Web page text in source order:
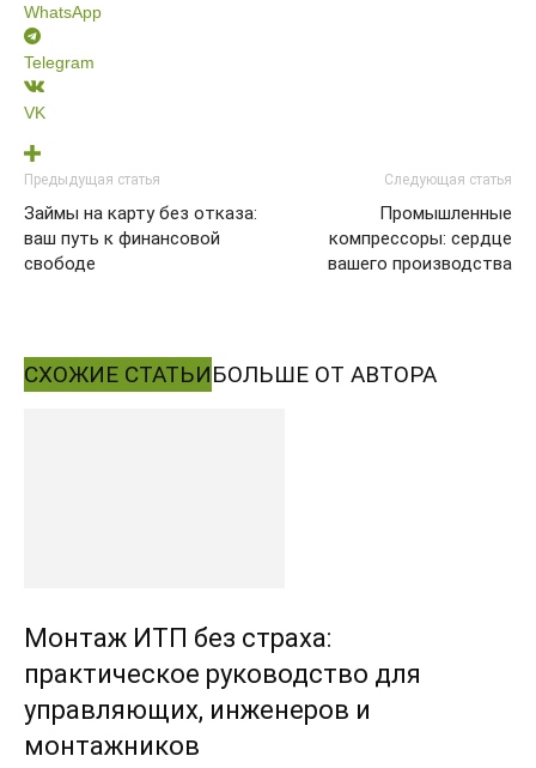
WhatsApp
Telegram
VK
Предыдущая статья
Займы на карту без отказа:
ваш путь к финансовой
свободе
Следующая статья
Промышленные
компрессоры: сердце
вашего производства
СХОЖИЕ СТАТЬИБОЛЬШЕ ОТ АВТОРА
Монтаж ИТП без страха:
практическое руководство для
управляющих, инженеров и
монтажников